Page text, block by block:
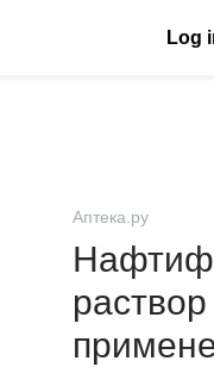
Log
Аптека.ру